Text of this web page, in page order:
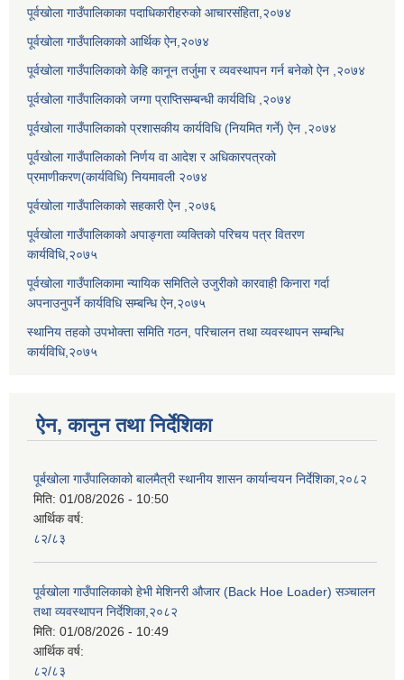
पूर्वखोला गाउँपालिकाका पदाधिकारीहरुको आचारसंहिता,२०७४
पूर्वखोला गाउँपालिकाको आर्थिक ऐन,२०७४
पूर्वखोला गाउँपालिकाको केहि कानून तर्जुमा र व्यवस्थापन गर्न बनेको ऐन ,२०७४
पूर्वखोला गाउँपालिकाको जग्गा प्राप्तिसम्बन्धी कार्यविधि ,२०७४
पूर्वखोला गाउँपालिकाको प्रशासकीय कार्यविधि (नियमित गर्ने) ऐन ,२०७४
पूर्वखोला गाउँपालिकाको निर्णय वा आदेश र अधिकारपत्रको
प्रमाणीकरण(कार्यविधि) नियमावली २०७४
पूर्वखोला गाउँपालिकाको सहकारी ऐन ,२०७६
पूर्वखोला गाउँपालिकाको अपाङ्गता व्यक्तिको परिचय पत्र वितरण
कार्यविधि,२०७५
पूर्वखोला गाउँपालिकामा न्यायिक समितिले उजुरीको कारवाही किनारा गर्दा
अपनाउनुपर्ने कार्यविधि सम्बन्धि ऐन,२०७५
स्थानिय तहको उपभोक्ता समिति गठन, परिचालन तथा व्यवस्थापन सम्बन्धि
कार्यविधि,२०७५
ऐन, कानुन तथा निर्देशिका
पूर्बखोला गाउँपालिकाको बालमैत्री स्थानीय शासन कार्यान्वयन निर्देशिका,२०८२
मिति: 01/08/2026 - 10:50
आर्थिक वर्ष:
८२/८३
पूर्वखोला गाउँपालिकाको हेभी मेशिनरी औजार (Back Hoe Loader) सञ्चालन
तथा व्यवस्थापन निर्देशिका,२०८२
मिति: 01/08/2026 - 10:49
आर्थिक वर्ष:
८२/८३